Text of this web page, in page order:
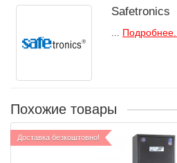
Safetronics
Подробнее...
Похожие товары
Доставка безкоштовно!